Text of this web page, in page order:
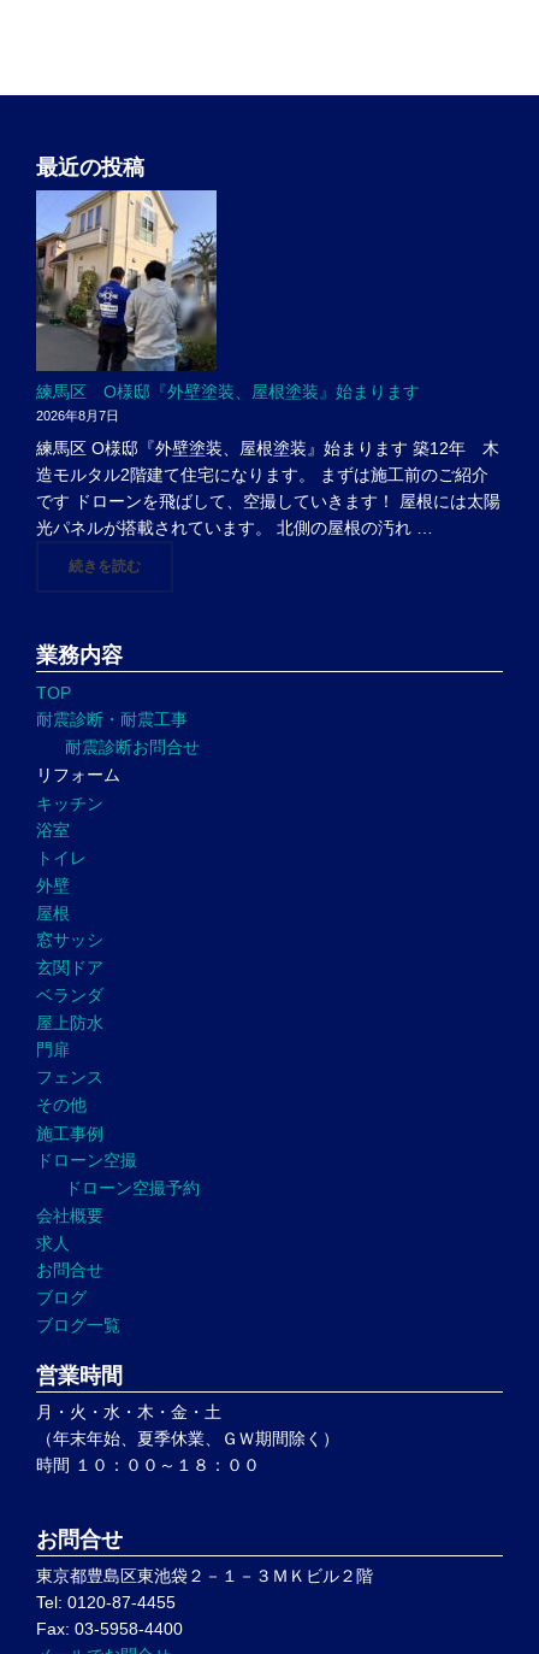
最近の投稿
練馬区 O様邸『外壁塗装、屋根塗装』始まります
2026年8月7日
練馬区 O様邸『外壁塗装、屋根塗装』始まります 築12年 木
造モルタル2階建て住宅になります。 まずは施工前のご紹介
です ドローンを飛ばして、空撮していきます！ 屋根には太陽
光パネルが搭載されています。 北側の屋根の汚れ …
続きを読む"練馬区 O様邸『外壁塗装、屋根塗装』始まります"
業務内容
TOP
耐震診断・耐震工事
耐震診断お問合せ
リフォーム
キッチン
浴室
トイレ
外壁
屋根
窓サッシ
玄関ドア
ベランダ
屋上防水
門扉
フェンス
その他
施工事例
ドローン空撮
ドローン空撮予約
会社概要
求人
お問合せ
ブログ
ブログ一覧
営業時間
月・火・水・木・金・土
（年末年始、夏季休業、ＧＷ期間除く）
時間 １０：００～１８：００
お問合せ
東京都豊島区東池袋２－１－３ＭＫビル２階
Tel: 0120-87-4455
Fax: 03-5958-4400